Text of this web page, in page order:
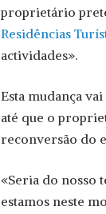
proprietário
Residências
actividades».
Esta mudança
até que o
reconversão do
«Seria do nosso
estamos neste